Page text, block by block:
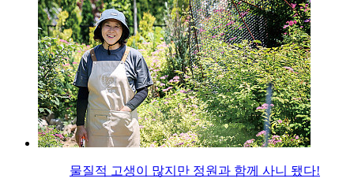
물질적 고생이 많지만 정원과 함께 사니 됐다!